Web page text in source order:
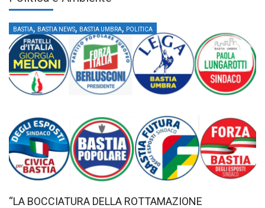
BASTIA, BASTIA NEWS, BASTIA UMBRA, POLITICA
“LA BOCCIATURA DELLA ROTTAMAZIONE